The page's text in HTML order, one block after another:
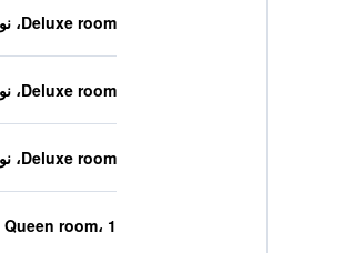
Deluxe room، نوع السرير غير معروف
Deluxe room، نوع السرير غير معروف
Deluxe room، نوع السرير غير معروف
Queen room، 1 سرير كوين